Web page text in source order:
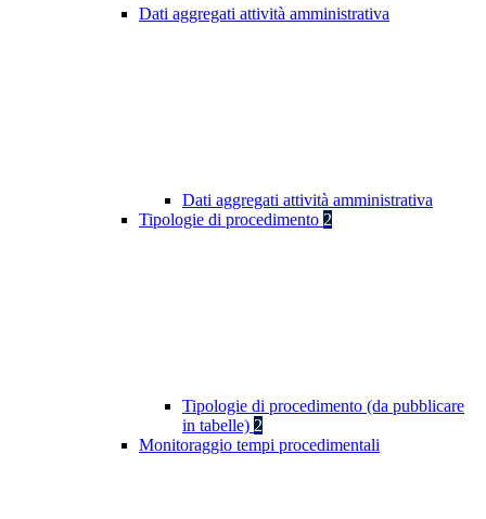
Dati aggregati attività amministrativa
Dati aggregati attività amministrativa
Tipologie di procedimento 2
Tipologie di procedimento (da pubblicare
in tabelle) 2
Monitoraggio tempi procedimentali